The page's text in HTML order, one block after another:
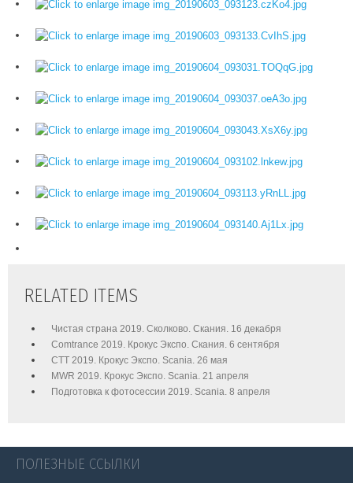
RELATED ITEMS
Чистая страна 2019. Сколково. Скания. 16 декабря
Comtrance 2019. Крокус Экспо. Скания. 6 сентября
CTT 2019. Крокус Экспо. Scania. 26 мая
MWR 2019. Крокус Экспо. Scania. 21 апреля
Подготовка к фотосессии 2019. Scania. 8 апреля
ПОЛЕЗНЫЕ ССЫЛКИ